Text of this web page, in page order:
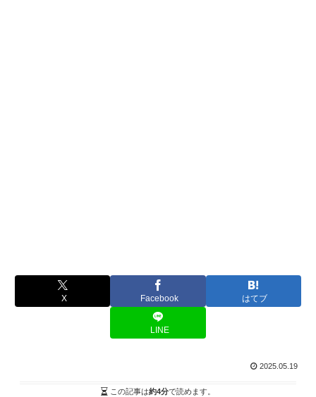
X Facebook はてブ
LINE
2025.05.19
この記事は約4分で読めます。